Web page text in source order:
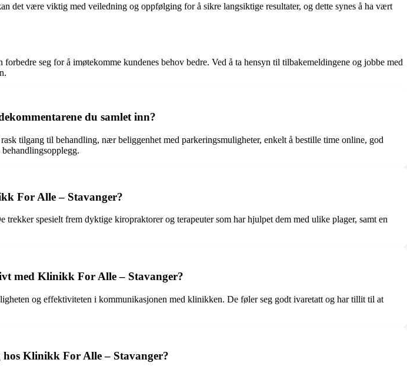
det være viktig med veiledning og oppfølging for å sikre langsiktige resultater, og dette synes å ha vært
seg for å imøtekomme kundenes behov bedre. Ved å ta hensyn til tilbakemeldingene og jobbe med
du samlet inn?
tilgang til behandling, nær beliggenhet med parkeringsmuligheter, enkelt å bestille time online, god
For Alle – Stavanger?
spesielt frem dyktige kiropraktorer og terapeuter som har hjulpet dem med ulike plager, samt en
med Klinikk For Alle – Stavanger?
og effektiviteten i kommunikasjonen med klinikken. De føler seg godt ivaretatt og har tillit til at
Klinikk For Alle – Stavanger?